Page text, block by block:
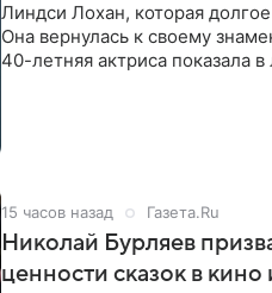
Линдси Лохан, которая
Она вернулась к своему
40-летняя актриса показала
15 часов назад Газета.Ru
Николай Бурляев
ценности сказок в кино